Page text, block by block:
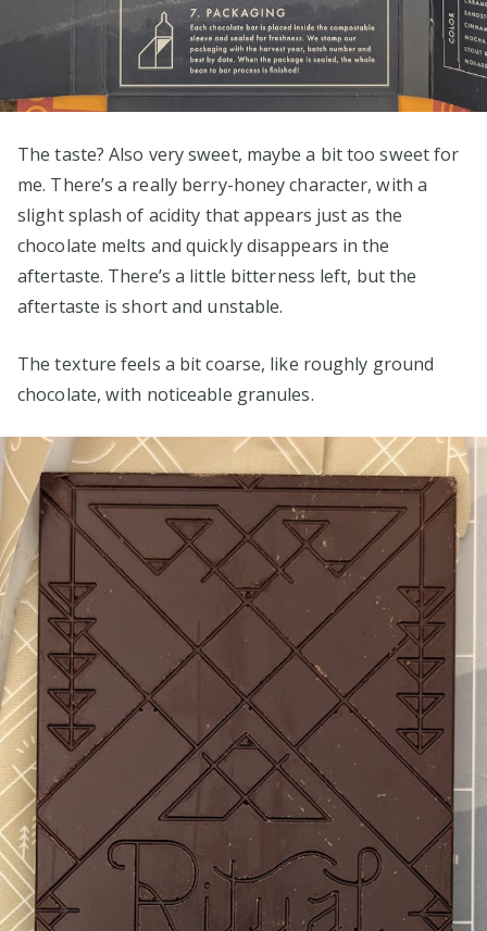
The taste? Also very sweet, maybe a bit too sweet for
me. There’s a really berry-honey character, with a
slight splash of acidity that appears just as the
chocolate melts and quickly disappears in the
aftertaste. There’s a little bitterness left, but the
aftertaste is short and unstable.
The texture feels a bit coarse, like roughly ground
chocolate, with noticeable granules.